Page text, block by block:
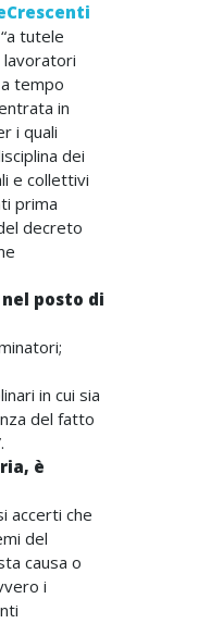
tutele
lavoratori
tempo
in
i quali
dei
e collettivi
prima
decreto
posto di
in cui sia
del fatto
, è
accerti che
del
causa o
i